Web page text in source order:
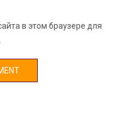
в этом браузере для